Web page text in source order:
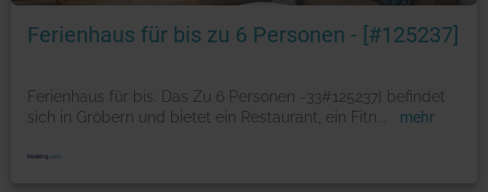
Ferienhaus für bis zu 6 Personen - [#125237]
Ferienhaus für bis. Das Zu 6 Personen -33#125237] befindet
sich in Gröbern und bietet ein Restaurant, ein Fitn
mehr